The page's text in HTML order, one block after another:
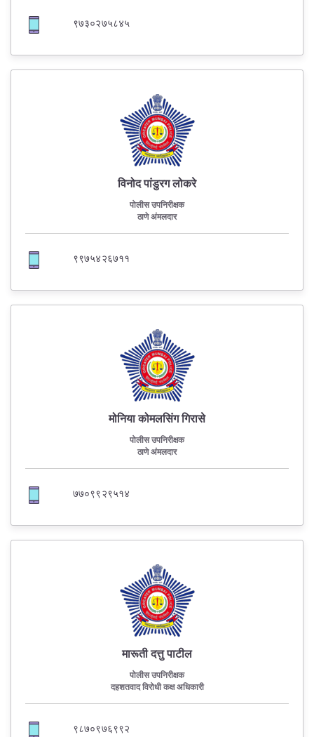
९७३०२७५८४५
विनोद पांडुरग लोकरे
पोलीस उपनिरीक्षक
ठाणे अंमलदार
९९७५४२६७११
मोनिया कोमलसिंग गिरासे
पोलीस उपनिरीक्षक
ठाणे अंमलदार
७७०९९२९५१४
मारूती दत्तु पाटील
पोलीस उपनिरीक्षक
दहशतवाद विरोधी कक्ष अधिकारी
९८७०९७६९९२